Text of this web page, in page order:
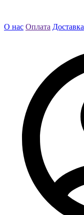
О нас Оплата Доставка